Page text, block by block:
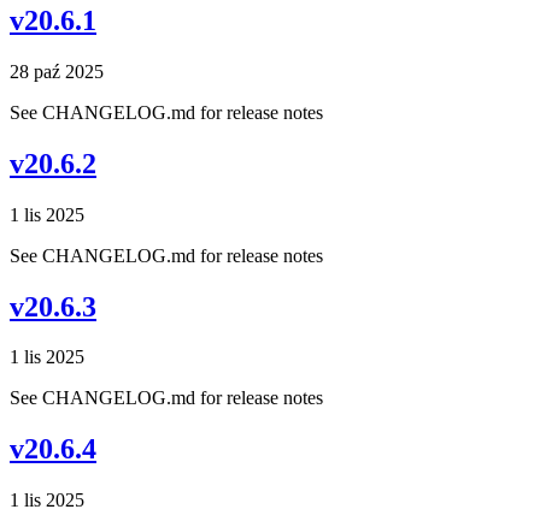
v20.6.1
28 paź 2025
See CHANGELOG.md for release notes
v20.6.2
1 lis 2025
See CHANGELOG.md for release notes
v20.6.3
1 lis 2025
See CHANGELOG.md for release notes
v20.6.4
1 lis 2025